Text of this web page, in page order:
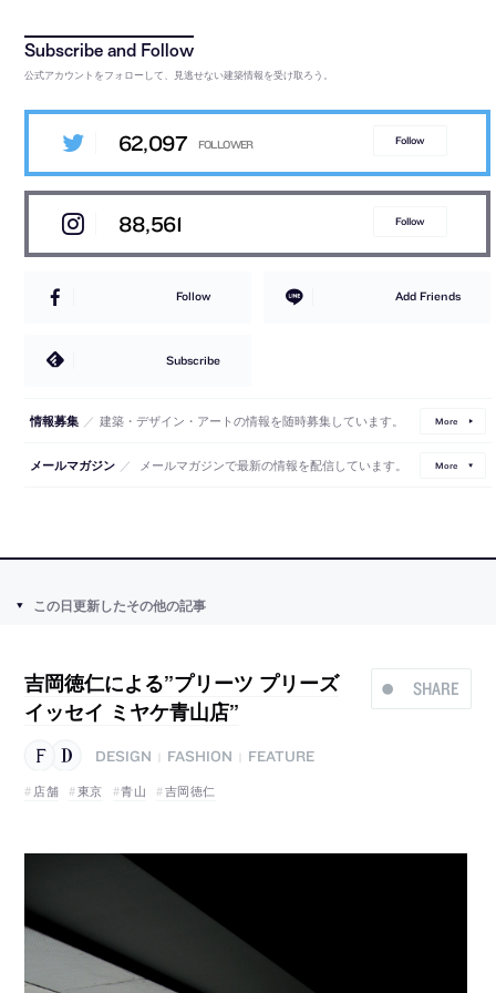
公式アカウントをフォローして、見逃せない建築情報を受け取ろう。
62,097 Follow
88,561 Follow
Follow Add Friends
Subscribe
情報募集 ／ 建築・デザイン・アートの情報を随時募集しています。 More
メールマガジン ／ メールマガジンで最新の情報を配信しています。 More
この日更新したその他の記事
SHARE
吉岡徳仁による”プリーツ プリーズ
イッセイ ミヤケ青山店”
DESIGN FASHION
FEATURE
店舗
東京 青山 吉岡徳仁